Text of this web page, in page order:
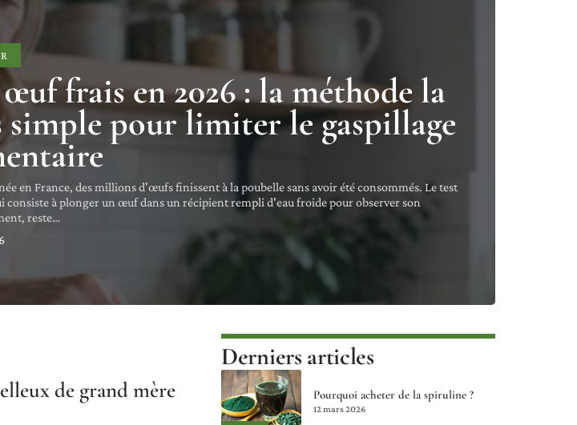
frais en 2026 : la méthode la
simple pour limiter le gaspillage
en France, des millions d'œufs finissent à la poubelle sans avoir été consommés. Le test
consiste à plonger un œuf dans un récipient rempli d'eau froide pour observer son
reste…
de grand mère
Derniers articles
Pourquoi acheter de la spiruline ?
12 mars 2026